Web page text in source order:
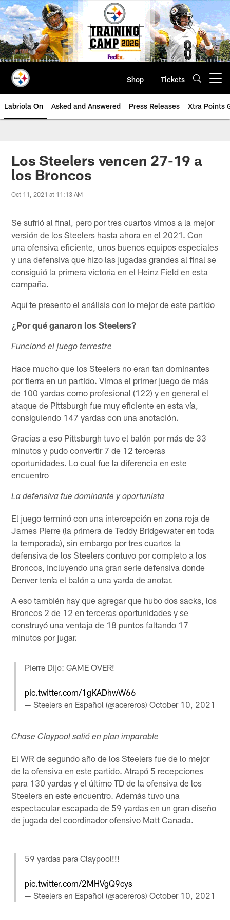
Skip
to
main
content
Shop Tickets
Labriola On Asked and Answered Press Releases Xtra Points
Los Steelers vencen 27-19 a
los Broncos
Oct 11, 2021 at 11:13 AM
Se sufrió al final, pero por tres cuartos vimos a la mejor
versión de los Steelers hasta ahora en el 2021. Con
una ofensiva eficiente, unos buenos equipos especiales
y una defensiva que hizo las jugadas grandes al final se
consiguió la primera victoria en el Heinz Field en esta
campaña.
Aquí te presento el análisis con lo mejor de este partido
¿Por qué ganaron los Steelers?
Funcionó el juego terrestre
Hace mucho que los Steelers no eran tan dominantes
por tierra en un partido. Vimos el primer juego de más
de 100 yardas como profesional (122) y en general el
ataque de Pittsburgh fue muy eficiente en esta vía,
consiguiendo 147 yardas con una anotación.
Gracias a eso Pittsburgh tuvo el balón por más de 33
minutos y pudo convertir 7 de 12 terceras
oportunidades. Lo cual fue la diferencia en este
encuentro
La defensiva fue dominante y oportunista
El juego terminó con una intercepción en zona roja de
James Pierre (la primera de Teddy Bridgewater en toda
la temporada), sin embargo por tres cuartos la
defensiva de los Steelers contuvo por completo a los
Broncos, incluyendo una gran serie defensiva donde
Denver tenía el balón a una yarda de anotar.
A eso también hay que agregar que hubo dos sacks, los
Broncos 2 de 12 en terceras oportunidades y se
construyó una ventaja de 18 puntos faltando 17
minutos por jugar.
Pierre Dijo: GAME OVER!
pic.twitter.com/1gKADhwW66
— Steelers en Español (@acereros) October 10, 2021
Chase Claypool salió en plan imparable
El WR de segundo año de los Steelers fue de lo mejor
de la ofensiva en este partido. Atrapó 5 recepciones
para 130 yardas y el último TD de la ofensiva de los
Steelers en este encuentro. Además tuvo una
espectacular escapada de 59 yardas en un gran diseño
de jugada del coordinador ofensivo Matt Canada.
59 yardas para Claypool!!!
pic.twitter.com/2MHVgQ9cys
— Steelers en Español (@acereros) October 10, 2021